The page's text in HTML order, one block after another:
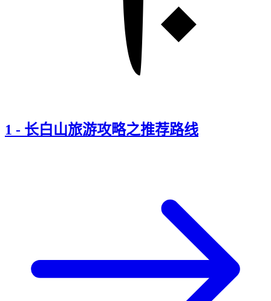
1 - 长白山旅游攻略之推荐路线